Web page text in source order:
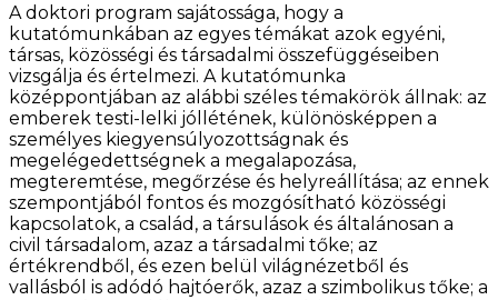
A doktori program sajátossága, hogy a
kutatómunkában az egyes témákat azok egyéni,
társas, közösségi és társadalmi összefüggéseiben
vizsgálja és értelmezi. A kutatómunka
középpontjában az alábbi széles témakörök állnak: az
emberek testi-lelki jóllétének, különösképpen a
személyes kiegyensúlyozottságnak és
megelégedettségnek a megalapozása,
megteremtése, megőrzése és helyreállítása; az ennek
szempontjából fontos és mozgósítható közösségi
kapcsolatok, a család, a társulások és általánosan a
civil társadalom, azaz a társadalmi tőke; az
értékrendből, és ezen belül világnézetből és
vallásból is adódó hajtóerők, azaz a szimbolikus tőke; a